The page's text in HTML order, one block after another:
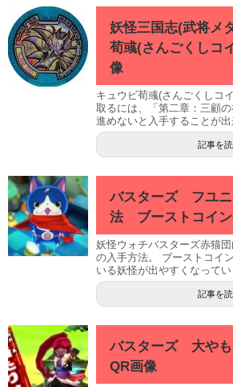
妖怪三国志(武将
荀彧(さんごくしコ
像
キュウビ荀彧(さんごくしコ
取るには、「第二章：三顧
進めないと入手することが
記事を
バスターズ フユニ
法 ブーストコイン
妖怪ウォチバスターズ赤猫
の入手方法。 ブーストコイ
いる妖怪が出やすくなって
記事を
バスターズ 大やも
QR画像